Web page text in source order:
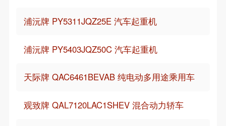
浦沅牌 PY5311JQZ25E 汽车起重机
浦沅牌 PY5403JQZ50C 汽车起重机
天际牌 QAC6461BEVAB 纯电动多用途乘用车
观致牌 QAL7120LAC1SHEV 混合动力轿车